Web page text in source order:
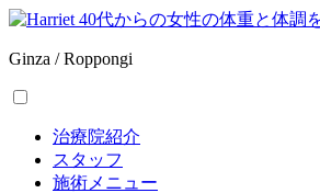
Ginza / Roppongi
治療院紹介
スタッフ
施術メニュー